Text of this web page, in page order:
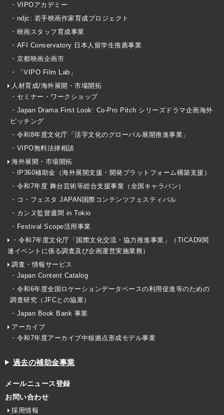
・VIPOアカデミー
・ndjc: 若手映画作家育成プロジェクト
・映画スタッフ育成事業
・AFI Conservatory 日本人留学生推薦事業
・京都映画企画市
・「VIPO Film Lab」
人材育成/海外展開・市場開拓
・セミナー・ワークショップ
・Japan Drama First Look: Co-Pro Pitch シリーズドラマ企画海外
ピッチング
・令和8年度文化庁「活字文化のグローバル展開推進事業」
・VIPO無料法律相談
海外展開・市場開拓
・IP360補助金（海外展開支援・開発プラットフォーム構築支援）
・令和7年度 舞台芸術等総合支援事業（全国キャラバン）
・コ・フェスタ JAPAN国際コンテンツフェスティバル
・カンヌ監督週間 in Tokio
・Festival Scope活用事業
・令和7年度文化庁「国際文化交流・協力推進事業」（TICAD9関
連イベントに係る調査及び企画運営実施業務）
調査・情報サービス
・Japan Content Catalog
・令和6年度全国ロケーションデータベースの利用促進等のための
調査研究（JFCとの協業）
・Japan Book Bank 事業
アーカイブ
・令和7年度アーカイブ中核拠点形成モデル事業
過去の補助金事業
メールニュース登録
お問い合わせ
採用情報